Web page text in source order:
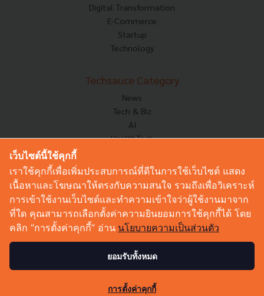
Digital Transformation
E-Commerce
Startup
Technology
Techsauce Category
News
Tech & Biz
AI
HealthTech
Corp Innov
Saucy Thoughts
Sustainable
Videos
Podcast
© Copyright 2026 :Techsauce All rights reserved.
เว็บไซต์นี้ใช้คุกกี้
เราใช้คุกกี้เพื่อเพิ่มประสบการณ์ที่ดีในการใช้เว็บไซต์ แสดง
เนื้อหาและโฆษณาให้ตรงกับความสนใจ รวมถึงเพื่อวิเคราะห์
การเข้าใช้งานเว็บไซต์และทำความเข้าใจว่าผู้ใช้งานมาจาก
ที่ใด คุณสามารถเลือกตั้งค่าความยินยอมการใช้คุกกี้ได้ โดย
คลิก “การตั้งค่าคุกกี้” อ่าน นโยบายความเป็นส่วนตัว
ยอมรับทั้งหมด
การตั้งค่าคุกกี้